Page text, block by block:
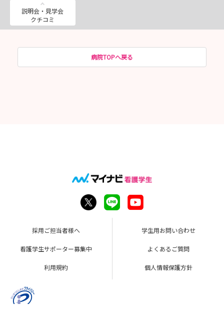
説明会・見学会
クチコミ
病院TOPへ戻る
採用ご担当者様へ 学生用お問い合わせ
看護学生サポーター募集中 よくあるご質問
利用規約 個人情報保護方針